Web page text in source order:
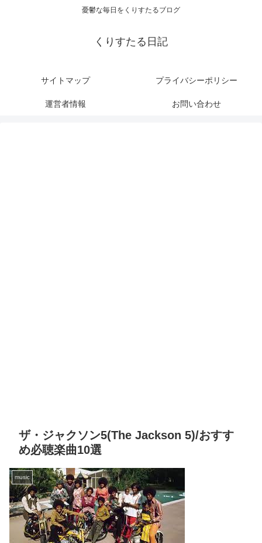
憂鬱な毎日をくりすたるブログ
くりすたる日記
サイトマップ プライバシーポリシー
運営者情報 お問い合わせ
ザ・ジャクソン5(The Jackson 5)/おすす
め必聴楽曲10選
music